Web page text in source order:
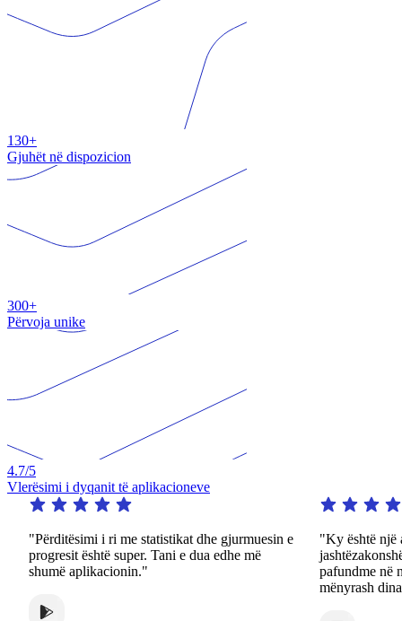
130+
Gjuhët në dispozicion
300+
Përvoja unike
4.7/5
Vlerësimi i dyqanit të aplikacioneve
"Përditësimi i ri me statistikat dhe gjurmuesin e
progresit është super. Tani e dua edhe më
shumë aplikacionin."
"Ky është një
pafundme në
mënyrash